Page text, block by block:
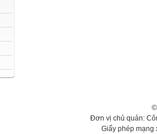
Đơn vị chủ quản:
Giấy phép mạng